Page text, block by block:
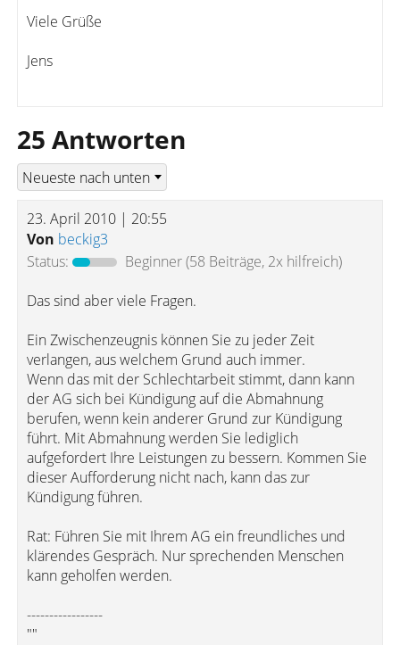
Viele Grüße
Jens
25 Antworten
23. April 2010 | 20:55
Von beckig3
Status:
Beginner(58 Beiträge, 2x hilfreich)
Das sind aber viele Fragen.
Ein Zwischenzeugnis können Sie zu jeder Zeit
verlangen, aus welchem Grund auch immer.
Wenn das mit der Schlechtarbeit stimmt, dann kann
der AG sich bei Kündigung auf die Abmahnung
berufen, wenn kein anderer Grund zur Kündigung
führt. Mit Abmahnung werden Sie lediglich
aufgefordert Ihre Leistungen zu bessern. Kommen Sie
dieser Aufforderung nicht nach, kann das zur
Kündigung führen.
Rat: Führen Sie mit Ihrem AG ein freundliches und
klärendes Gespräch. Nur sprechenden Menschen
kann geholfen werden.
-----------------
""